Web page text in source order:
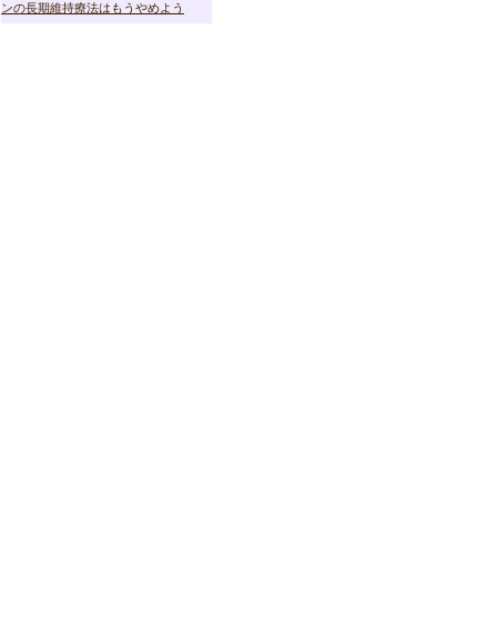
ンの長期維持療法はもうやめよう